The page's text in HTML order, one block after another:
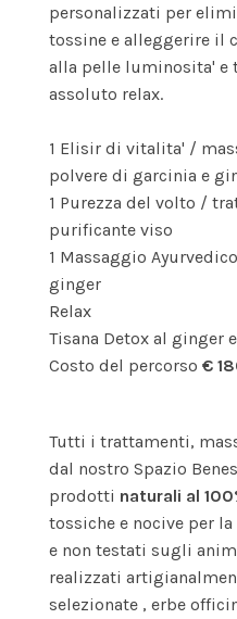
personalizzati per
tossine e alleggerire il
alla pelle luminosita' e
assoluto relax.
1 Elisir di vitalita' /
polvere di garcinia e
1 Purezza del volto /
purificante viso
1 Massaggio
ginger
Relax
Tisana Detox al ginger
Costo del percorso €
Tutti i trattamenti,
dal nostro Spazio
prodotti naturali al
tossiche e nocive per
e non testati sugli
realizzati
selezionate , erbe